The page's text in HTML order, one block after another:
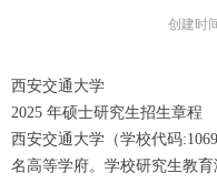
西安交通大学
2025 年硕士研究生招生章程
西安交通大学（学校代码
名高等学府。学校研究生教
创建时